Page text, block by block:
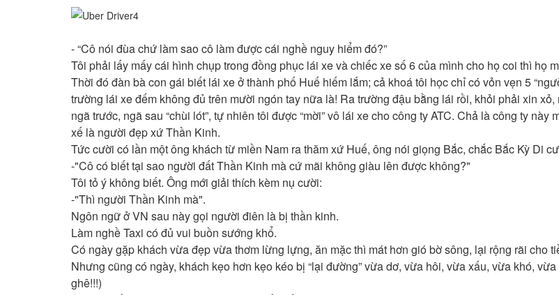
- “Cô nói đùa chứ làm sao cô làm được cái nghề nguy hiểm đó?”
Tôi phải lấy mấy cái hình chụp trong đồng phục lái xe và chiếc xe số 6 của mình cho họ coi thì họ
Thời đó đàn bà con gái biết lái xe ở thành phố Huế hiếm lắm; cả khoá tôi học chỉ có vỏn vẹn 5
trường lái xe đếm không đủ trên mười ngón tay nữa là! Ra trường đậu bằng lái rồi, khỏi phải xin xỏ,
ngã trước, ngã sau “chùi lót”, tự nhiên tôi được “mời” vô lái xe cho công ty ATC. Chả là công ty này
xế là người đẹp xứ Thần Kinh.
Tức cười có lần một ông khách từ miền Nam ra thăm xứ Huế, ông nói giọng Bắc, chắc Bắc Kỳ Di
-"Cô có biết tại sao người đất Thần Kinh mà cứ mãi không giàu lên được không?"
Tôi tỏ ý không biết. Ông mới giải thích kèm nụ cười:
-"Thì người Thần Kinh mà".
Ngôn ngữ ở VN sau này gọi người điên là bị thần kinh.
Làm nghề Taxi có đủ vui buồn sướng khổ.
Có ngày gặp khách vừa đẹp vừa thơm lừng lựng, ăn mặc thì mát hơn gió bờ sông, lại rộng rãi cho
Nhưng cũng có ngày, khách kẹo hơn kẹo kéo bị “lại đường” vừa dơ, vừa hôi, vừa xấu, vừa khó,
ghê!!!)